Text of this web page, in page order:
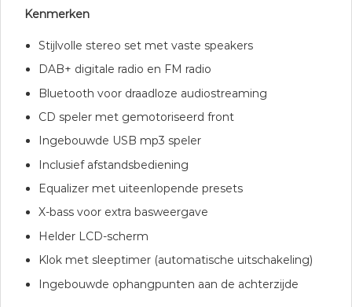
Kenmerken
Stijlvolle stereo set met vaste speakers
DAB+ digitale radio en FM radio
Bluetooth voor draadloze audiostreaming
CD speler met gemotoriseerd front
Ingebouwde USB mp3 speler
Inclusief afstandsbediening
Equalizer met uiteenlopende presets
X-bass voor extra basweergave
Helder LCD-scherm
Klok met sleeptimer (automatische uitschakeling)
Ingebouwde ophangpunten aan de achterzijde